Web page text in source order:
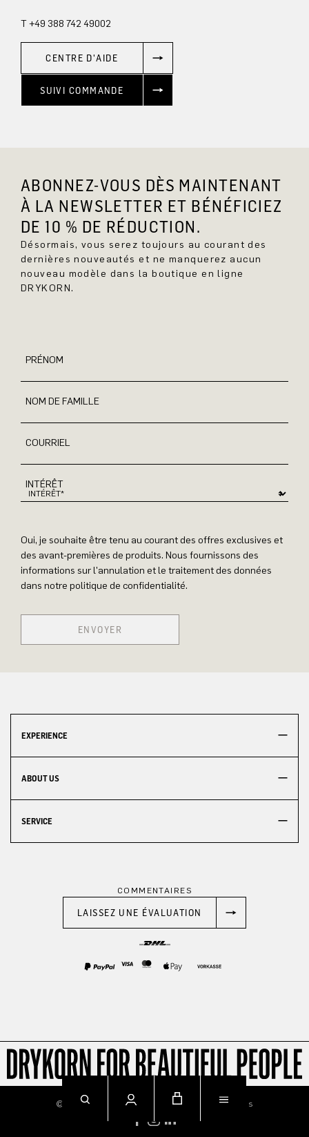
T +49 388 742 49002
CENTRE D'AIDE
SUIVI COMMANDE
ABONNEZ-VOUS DÈS MAINTENANT
À LA NEWSLETTER ET BÉNÉFICIEZ
DE 10 % DE RÉDUCTION.
Désormais, vous serez toujours au courant des
dernières nouveautés et ne manquerez aucun
nouveau modèle dans la boutique en ligne
DRYKORN.
PRÉNOM
NOM DE FAMILLE
COURRIEL
INTÉRÊT
Oui, je souhaite être tenu au courant des offres exclusives et
des avant-premières de produits. Nous fournissons des
informations sur l'annulation et le traitement des données
dans notre politique de confidentialité.
ENVOYER
EXPERIENCE
ABOUT US
SERVICE
COMMENTAIRES
LAISSEZ UNE ÉVALUATION
© 2026 ImprintPrivacy Terms & Conditions